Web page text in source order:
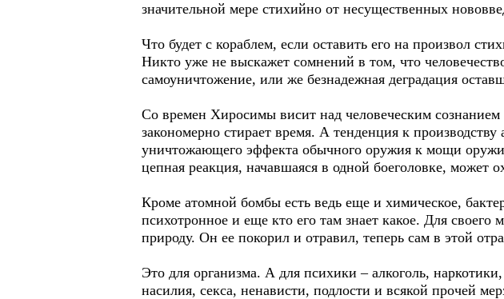
значительной мере стихийно от несущественных
Что будет с кораблем, если оставить его на произвол
Никто уже не выскажет сомнений в том, что
самоуничтожение, или же безнадежная деградация
Со времен Хиросимы висит над человеческим
закономерно стирает время. А тенденция к
уничтожающего эффекта обычного оружия к мощи
цепная реакция, начавшаяся в одной боеголовке, может
Кроме атомной бомбы есть ведь еще и химическое,
психотронное и еще кто его там знает какое. Для
природу. Он ее покорил и отравил, теперь сам в этой
Это для организма. А для психики – алкоголь,
насилия, секса, ненависти, подлости и всякой прочей